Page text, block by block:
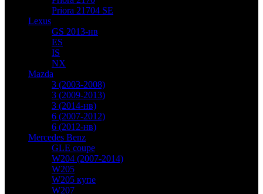
Priora 21704 SE
Lexus
GS 2013-нв
ES
IS
NX
Mazda
3 (2003-2008)
3 (2009-2013)
3 (2014-нв)
6 (2007-2012)
6 (2012-нв)
Mercedes Benz
GLE coupe
W204 (2007-2014)
W205
W205 купе
W207